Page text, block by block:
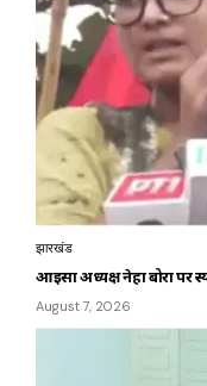
झारखंड
आइसा अध्यक्ष नेहा बोरा पर
August 7, 2026